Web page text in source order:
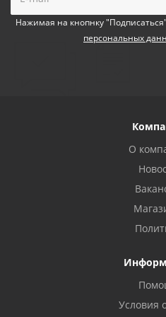
Нажимая на кнопнку
персональных
О
Условия